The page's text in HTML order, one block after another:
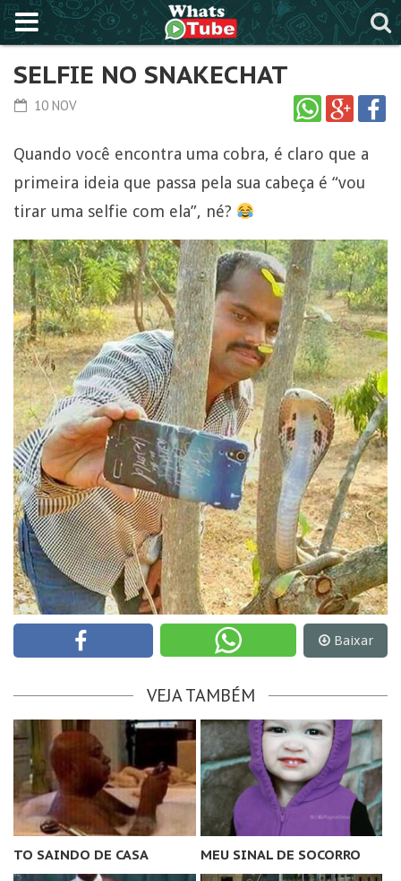
SELFIE NO SNAKECHAT
10 NOV
Quando você encontra uma cobra, é claro que a
primeira ideia que passa pela sua cabeça é “vou
tirar uma selfie com ela”, né?
Baixar
VEJA TAMBÉM
TO SAINDO DE CASA MEU SINAL DE SOCORRO